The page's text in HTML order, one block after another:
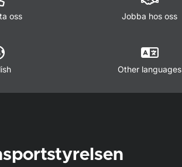
oss Jobba hos oss
Other languages